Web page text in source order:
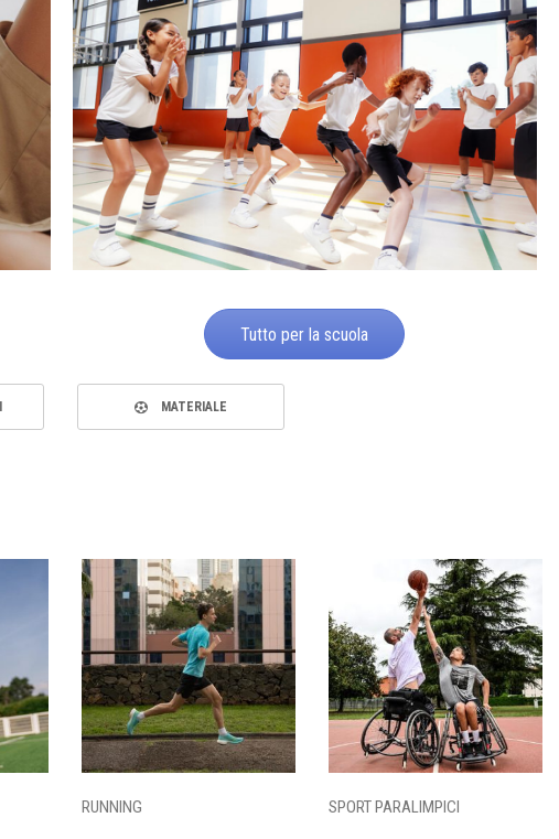
Tutto per la scuola
MATERIALE
RUNNING SPORT PARALIMPICI